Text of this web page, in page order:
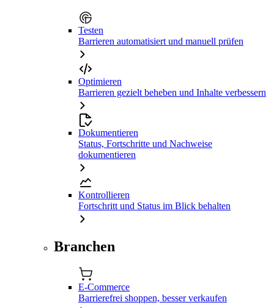
Testen
Barrieren automatisiert und manuell prüfen
Optimieren
Barrieren gezielt beheben und Inhalte verbessern
Dokumentieren
Status, Fortschritte und Nachweise
dokumentieren
Kontrollieren
Fortschritt und Status im Blick behalten
Branchen
E-Commerce
Barrierefrei shoppen, besser verkaufen